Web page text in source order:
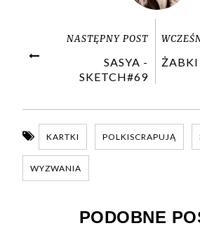
NASTĘPNY POST
SASYA -
SKETCH#69
ŻABKI
KARTKI POLKISCRAPUJĄ
WYZWANIA
PODOBNE